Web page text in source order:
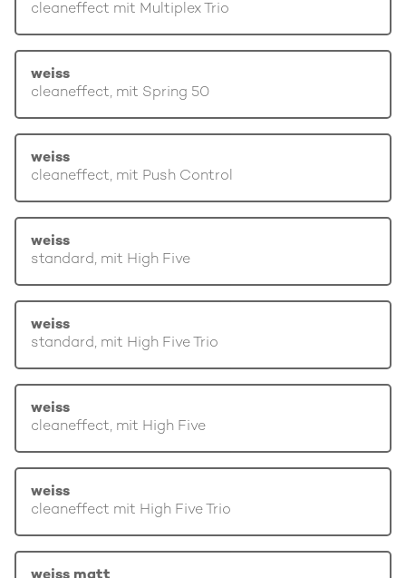
cleaneffect mit Multiplex Trio
weiss
cleaneffect, mit Spring 50
weiss
cleaneffect, mit Push Control
weiss
standard, mit High Five
weiss
standard, mit High Five Trio
weiss
cleaneffect, mit High Five
weiss
cleaneffect mit High Five Trio